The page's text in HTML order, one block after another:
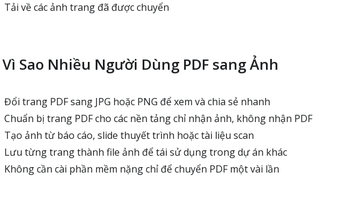
Tải về các ảnh trang đã được chuyển
Vì Sao Nhiều Người Dùng PDF sang Ảnh
Đổi trang PDF sang JPG hoặc PNG để xem và chia sẻ nhanh
Chuẩn bị trang PDF cho các nền tảng chỉ nhận ảnh, không nhận PDF
Tạo ảnh từ báo cáo, slide thuyết trình hoặc tài liệu scan
Lưu từng trang thành file ảnh để tái sử dụng trong dự án khác
Không cần cài phần mềm nặng chỉ để chuyển PDF một vài lần